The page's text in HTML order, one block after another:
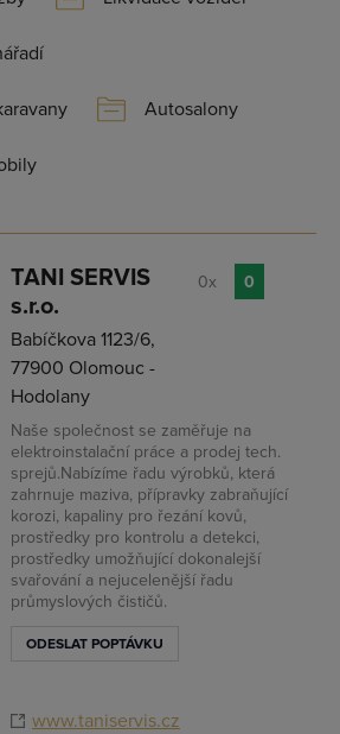
Autosalony
TANI SERVIS
s.r.o.
Babíčkova 1123/6,
77900 Olomouc -
Hodolany
Naše společnost se zaměřuje na
elektroinstalační práce a prodej tech.
sprejů.Nabízíme řadu výrobků, která
zahrnuje maziva, přípravky zabraňující
korozi, kapaliny pro řezání kovů,
prostředky pro kontrolu a detekci,
prostředky umožňující dokonalejší
svařování a nejucelenější řadu
průmyslových čističů.
ODESLAT POPTÁVKU
www.taniservis.cz
0x 0